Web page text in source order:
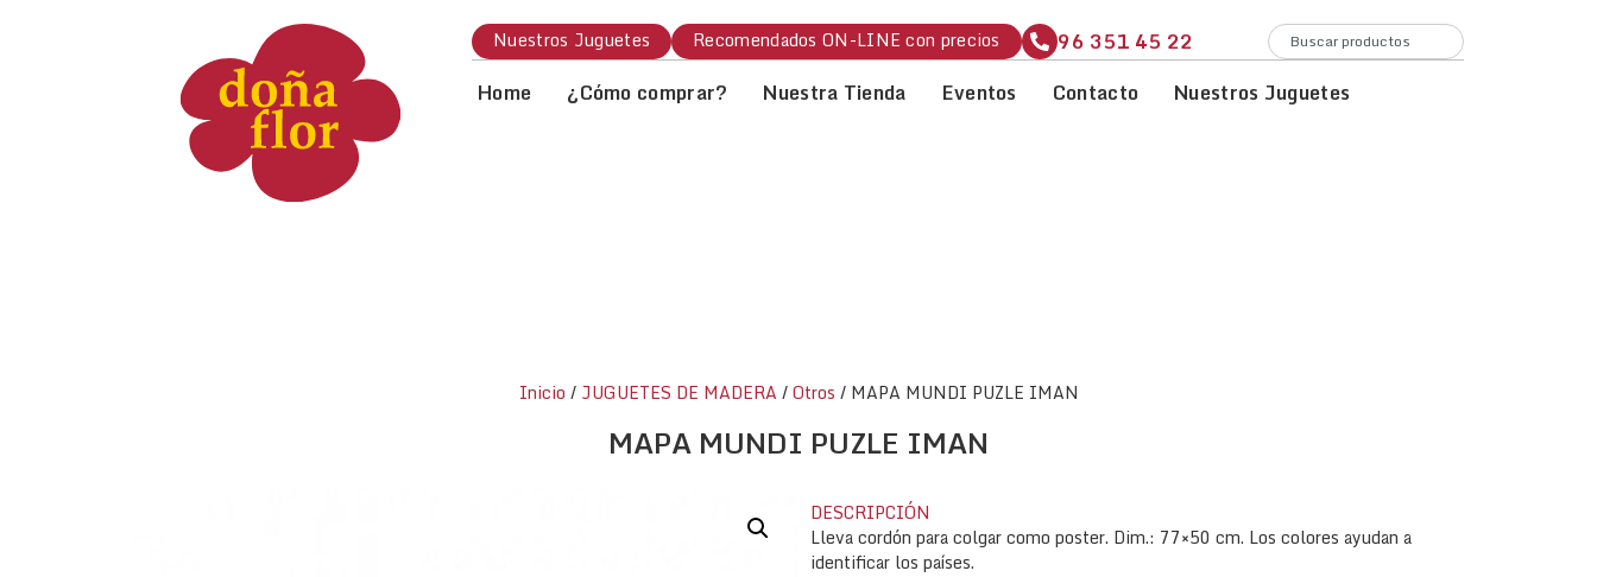
Nuestros Juguetes Recomendados ON-LINE con precios
96 351 45 22
Home
¿Cómo comprar? Nuestra Tienda Eventos Contacto Nuestros Juguetes
Inicio / JUGUETES DE MADERA /Otros / MAPA MUNDI PUZLE IMAN
MAPA MUNDI PUZLE IMAN
DESCRIPCIÓN
Lleva cordón para colgar como poster. Dim.: 77×50 cm. Los colores ayudan a
identificar los países.